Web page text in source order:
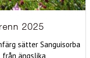
2025
sätter Sanguisorba
från ängslika